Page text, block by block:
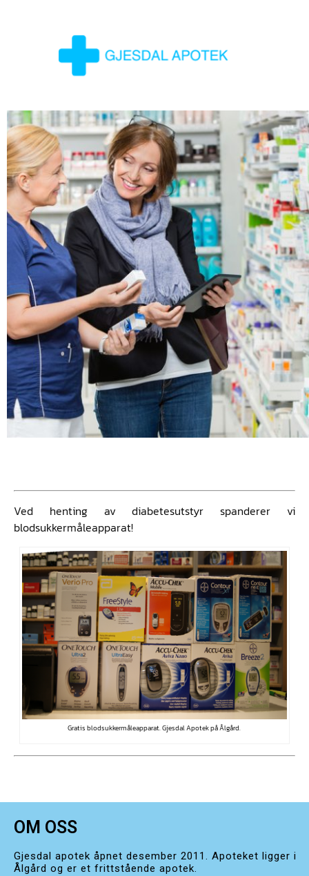
Ved henting av diabetesutstyr spanderer vi
blodsukkermåleapparat!
Gratis blodsukkermåleapparat. Gjesdal Apotek på Ålgård.
OM OSS
Gjesdal apotek åpnet desember 2011. Apoteket ligger i
Ålgård og er et frittstående apotek.